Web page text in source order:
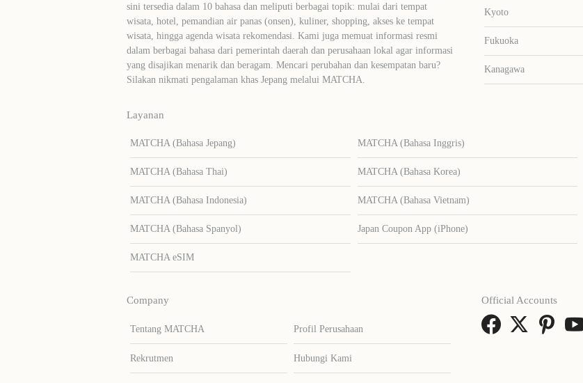
sini tersedia dalam 10 bahasa dan meliputi berbagai topik: mulai dari tempat
wisata, hotel, pemandian air panas (onsen), kuliner, shopping, akses ke tempat
wisata, hingga agenda wisata rekomendasi. Kami juga memuat informasi resmi
dalam berbagai bahasa dari pemerintah daerah dan perusahaan lokal agar informasi
yang disajikan menarik dan beragam. Mencari perubahan dan kesempatan baru?
Silakan nikmati pengalaman khas Jepang melalui MATCHA.
Kyoto
Fukuoka
Kanagawa
Layanan
MATCHA (Bahasa Jepang) MATCHA (Bahasa Inggris)
MATCHA (Bahasa Thai) MATCHA (Bahasa Korea)
MATCHA (Bahasa Indonesia) MATCHA (Bahasa Vietnam)
MATCHA (Bahasa Spanyol) Japan Coupon App (iPhone)
MATCHA eSIM
Company
Tentang MATCHA Profil Perusahaan
Rekrutmen Hubungi Kami
Official Accounts